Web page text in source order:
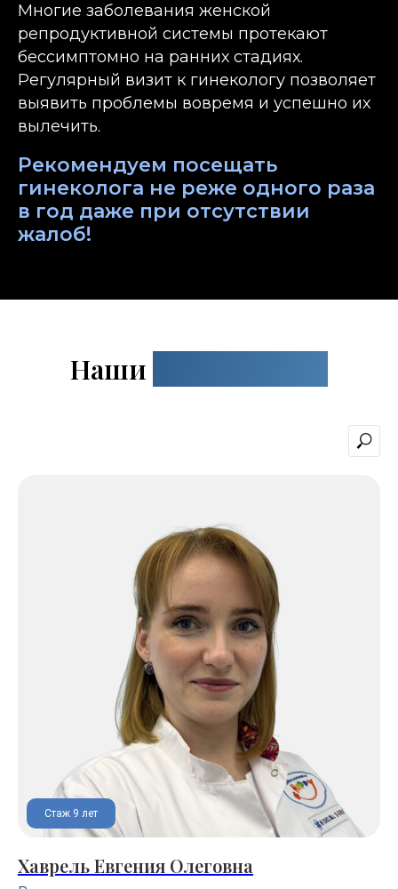
Многие заболевания женской
репродуктивной системы протекают
бессимптомно на ранних стадиях.
Регулярный визит к гинекологу позволяет
выявить проблемы вовремя и успешно их
вылечить.
Рекомендуем посещать
гинеколога не реже одного раза
в год даже при отсутствии
жалоб!
Наши
Стаж 9 лет
Хаврель Евгения Олеговна